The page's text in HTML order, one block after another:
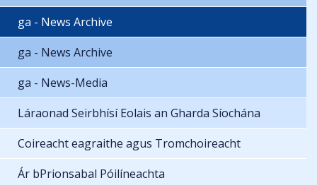
ga - News Archive
ga - News Archive
ga - News-Media
Láraonad Seirbhísí Eolais an Gharda Síochána
Coireacht eagraithe agus Tromchoireacht
Ár bPrionsabal Póilíneachta